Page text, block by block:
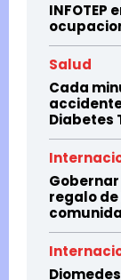
Salud
Cada
Diabetes
regalo